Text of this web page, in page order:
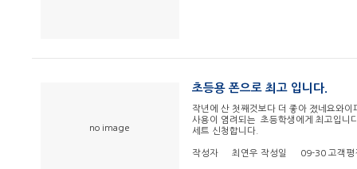
no image
초등용 폰으로 최고 입니다.
작년에 산 첫째것보다 더 좋아 졌네요와
사용이 염려되는 초등학생에게 최고입
세트 신청합니다.
작성자 최연우 작성일 09-30 고객평